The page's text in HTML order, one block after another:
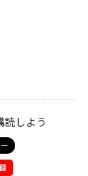
しよう